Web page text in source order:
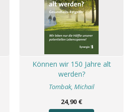
Können wir 150 Jahre alt
werden?
Tombak, Michail
24,90 €